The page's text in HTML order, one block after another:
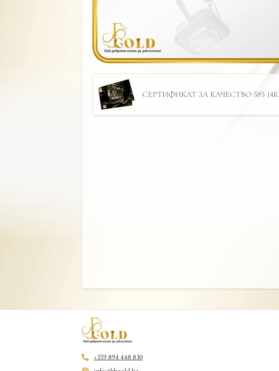
СЕРТИФИКАТ ЗА КАЧЕСТВО 585 14К
+359 894 448 830